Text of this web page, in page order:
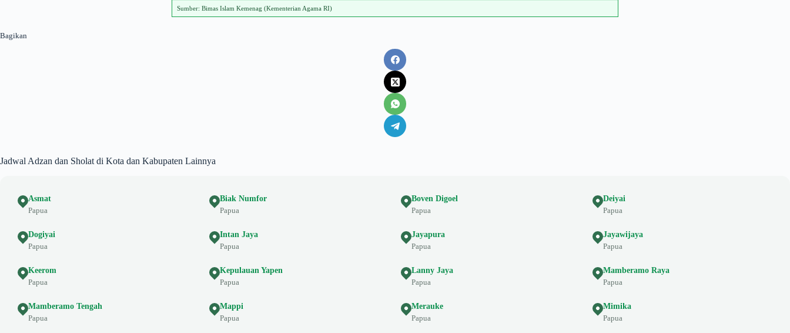
Sumber: Bimas Islam Kemenag (Kementerian Agama RI)
Bagikan
Jadwal Adzan dan Sholat di Kota dan Kabupaten Lainnya
Asmat
Papua
Biak Numfor
Papua
Boven Digoel
Papua
Deiyai
Papua
Dogiyai
Papua
Intan Jaya
Papua
Jayapura
Papua
Jayawijaya
Papua
Keerom
Papua
Kepulauan Yapen
Papua
Lanny Jaya
Papua
Mamberamo Raya
Papua
Mamberamo Tengah
Papua
Mappi
Papua
Merauke
Papua
Mimika
Papua